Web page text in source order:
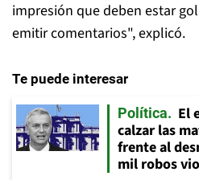
impresión que deben estar
emitir comentarios", explicó.
Te puede interesar
Política
El
calzar las
frente al
mil robos